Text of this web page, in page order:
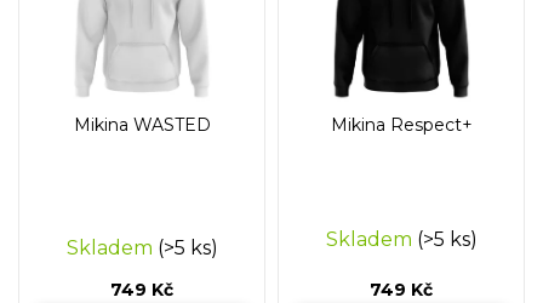
Mikina WASTED
hodnocení
Skladem (>5 ks)
749 Kč
Mikina Respect+
Skladem (>5 ks)
749 Kč